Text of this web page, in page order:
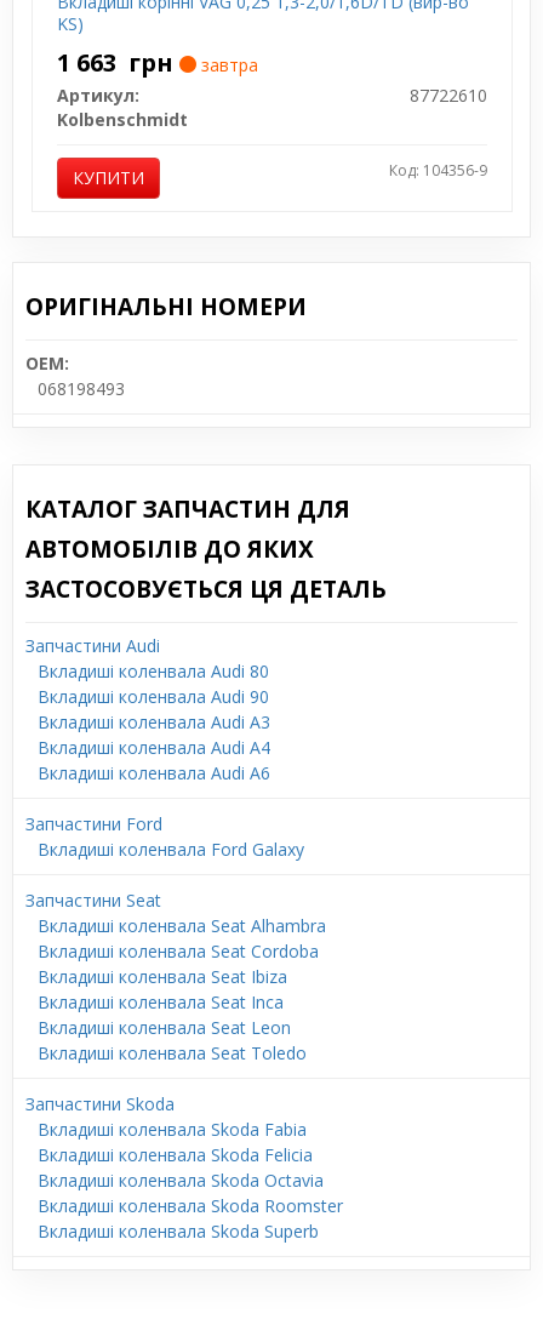
KS)
1 663 грн
завтра
Артикул:
87722610
Kolbenschmidt
КУПИТИ Код: 104356-9
ОРИГІНАЛЬНІ НОМЕРИ
OEM:
068198493
КАТАЛОГ ЗАПЧАСТИН ДЛЯ
АВТОМОБІЛІВ ДО ЯКИХ
ЗАСТОСОВУЄТЬСЯ ЦЯ ДЕТАЛЬ
Запчастини Audi
Вкладиші коленвала Audi 80
Вкладиші коленвала Audi 90
Вкладиші коленвала Audi A3
Вкладиші коленвала Audi A4
Вкладиші коленвала Audi A6
Запчастини Ford
Вкладиші коленвала Ford Galaxy
Запчастини Seat
Вкладиші коленвала Seat Alhambra
Вкладиші коленвала Seat Cordoba
Вкладиші коленвала Seat Ibiza
Вкладиші коленвала Seat Inca
Вкладиші коленвала Seat Leon
Вкладиші коленвала Seat Toledo
Запчастини Skoda
Вкладиші коленвала Skoda Fabia
Вкладиші коленвала Skoda Felicia
Вкладиші коленвала Skoda Octavia
Вкладиші коленвала Skoda Roomster
Вкладиші коленвала Skoda Superb